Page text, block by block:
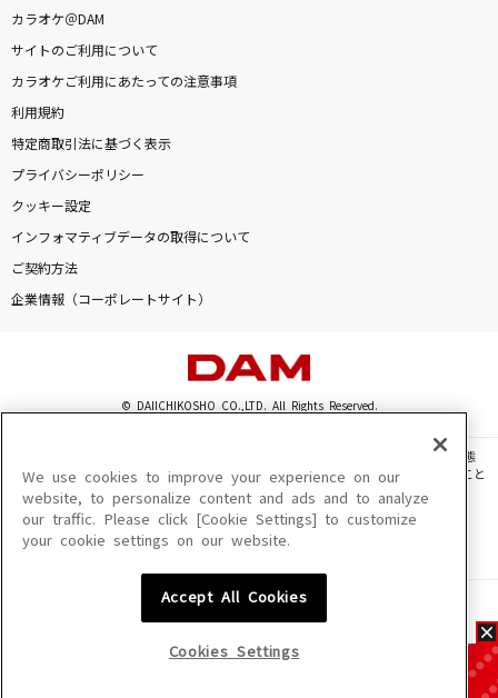
カラオケ＠DAM
サイトのご利用について
カラオケご利用にあたっての注意事項
利用規約
特定商取引法に基づく表示
プライバシーポリシー
クッキー設定
インフォマティブデータの取得について
ご契約方法
企業情報（コーポレートサイト）
© DAIICHIKOSHO CO.,LTD. All Rights Reserved.
このサイトに掲載されている一切の文章・画像・写真・動画・音声等を、手段や形態
を問わず、著作権法の定める範囲を超えて無断で複製、転載、ファイル化などすること
を禁じます。
楽曲及びコンテンツは、機種によりご利用いただけない場合があります。
楽曲及びコンテンツの配信日、配信内容が変更になる場合があります。
We use cookies to improve your experience on our
website, to personalize content and ads and to analyze
our traffic. Please click [Cookie Settings] to customize
your cookie settings on our website.
Accept All Cookies
Cookies Settings